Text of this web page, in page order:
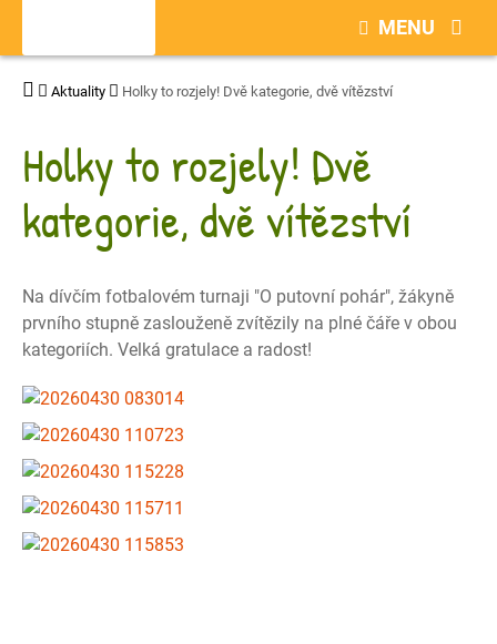
Aktuality Holky to rozjely! Dvě kategorie, dvě vítězství
Holky to rozjely! Dvě
kategorie, dvě vítězství
Na dívčím fotbalovém turnaji "O putovní pohár", žákyně
prvního stupně zaslouženě zvítězily na plné čáře v obou
kategoriích. Velká gratulace a radost!
MENU